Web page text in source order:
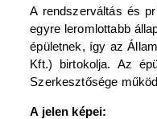
A rendszerváltás és
egyre leromlottabb
épületnek, így az
Kft.) birtokolja. Az
Szerkesztősége
A jelen képei: